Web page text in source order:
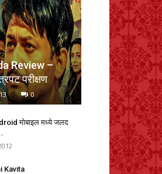
Review –
परीक्षण
0
मोबाइल मध्ये जलद
Kavita